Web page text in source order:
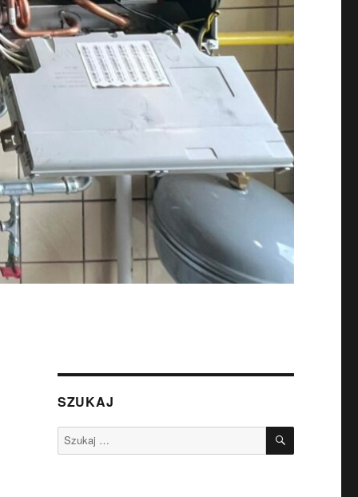
SZUKAJ
Szukaj: SZUKAJ